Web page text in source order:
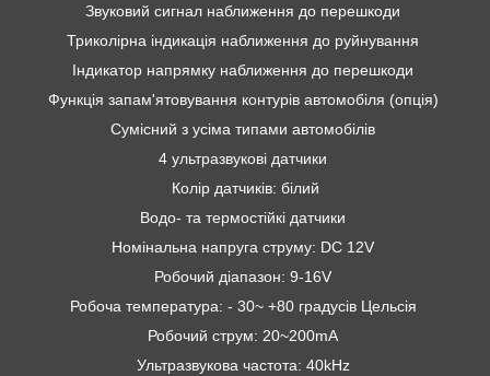
Звуковий сигнал наближення до перешкоди
Триколірна індикація наближення до руйнування
Індикатор напрямку наближення до перешкоди
Функція запам'ятовування контурів автомобіля (опція)
Сумісний з усіма типами автомобілів
4 ультразвукові датчики
Колір датчиків: білий
Водо- та термостійкі датчики
Номінальна напруга струму: DC 12V
Робочий діапазон: 9-16V
Робоча температура: - 30~ +80 градусів Цельсія
Робочий струм: 20~200mA
Ультразвукова частота: 40kHz